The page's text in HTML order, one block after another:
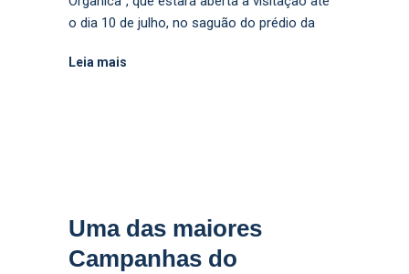
o dia 10 de julho, no saguão do prédio da
Leia mais
Uma das maiores
Campanhas do